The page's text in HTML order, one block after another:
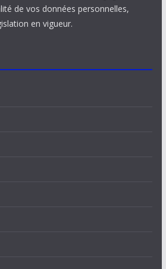
de vos données personnelles,
en vigueur.